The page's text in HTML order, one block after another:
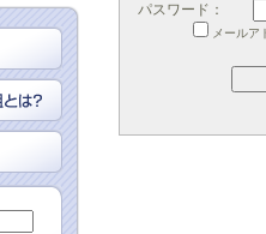
パスワード：
メールア